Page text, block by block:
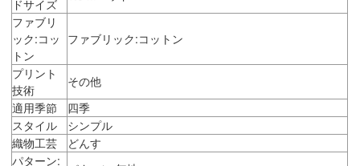
ドサイズ
ファブリ
ック:コッ
トン
ファブリック:コットン
プリント
技術
その他
適用季節
四季
スタイル
シンプル
織物工芸
どんす
パターン: